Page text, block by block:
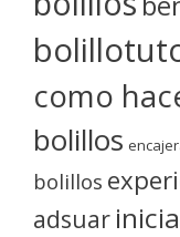
como
bolillos
bolillos
adsuar